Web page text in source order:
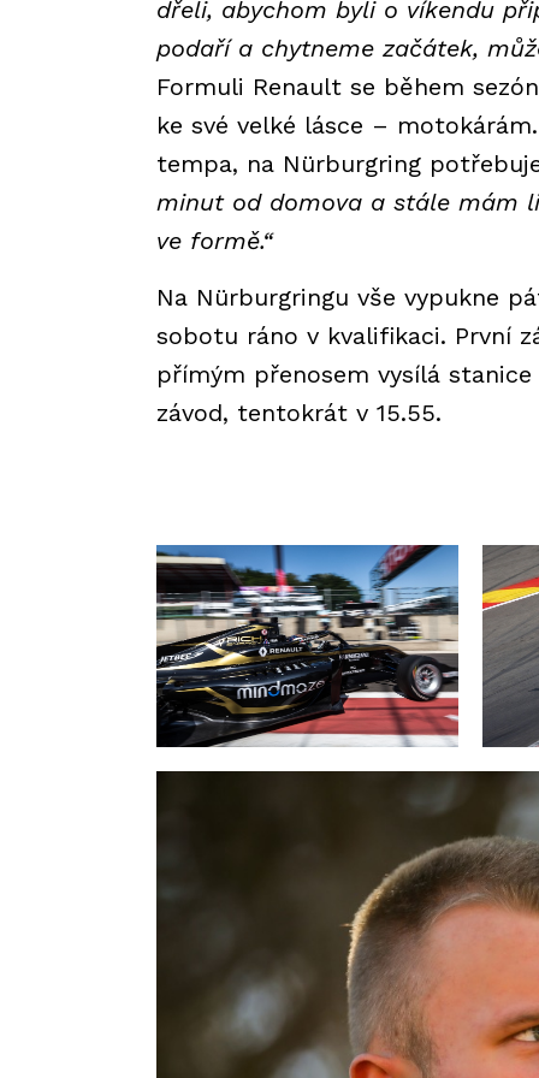
dřeli, abychom byli o víkendu
podaří a chytneme začátek,
Formuli Renault se během
ke své velké lásce –
tempa, na Nürburgring
minut od domova a stále mám
ve formě.“
Na Nürburgringu vše vypukne
sobotu ráno v kvalifikaci. První
přímým přenosem vysílá
závod, tentokrát v 15.55.